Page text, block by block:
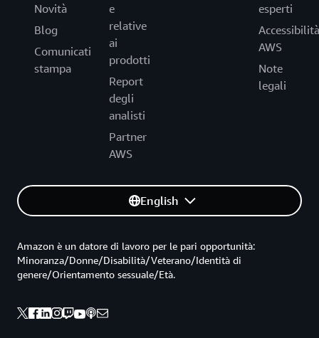
Novità
Blog
Comunicati
stampa
e
relative
ai
prodotti
Report
degli
analisti
Partner
AWS
esperti
Accessibilità
AWS
Note
legali
English
Amazon è un datore di lavoro per le pari opportunità:
Minoranza/Donne/Disabilità/Veterano/Identità di
genere/Orientamento sessuale/Età.